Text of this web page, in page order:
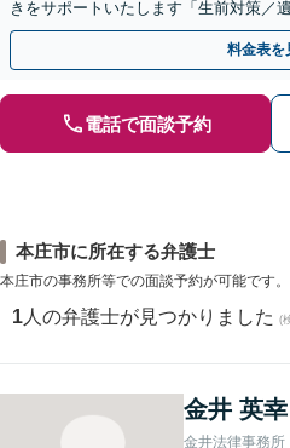
きをサポートいたします「生前対策／
産整理業務の代行あり」【電話相談】
料金表を
電話で面談予約
本庄市に所在する弁護士
本庄市の事務所等での面談予約が可能です。
1 人の弁護士が見つかりました (
金井 英幸
金井法律事務所